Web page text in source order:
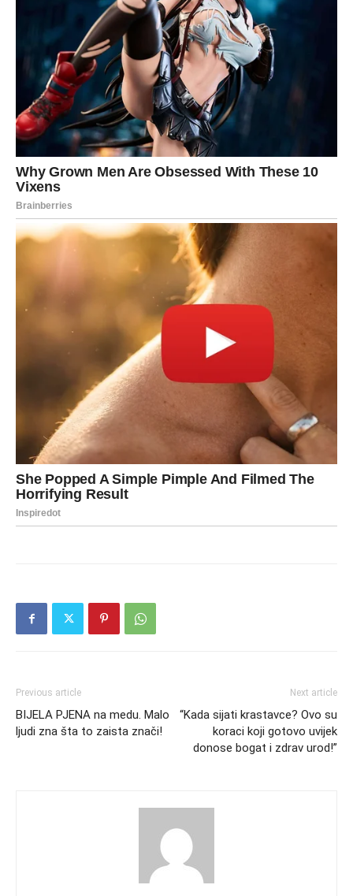
Previous article
BIJELA PJENA na medu. Malo
ljudi zna šta to zaista znači!
Next article
“Kada sijati krastavce? Ovo su
koraci koji gotovo uvijek
donose bogat i zdrav urod!”